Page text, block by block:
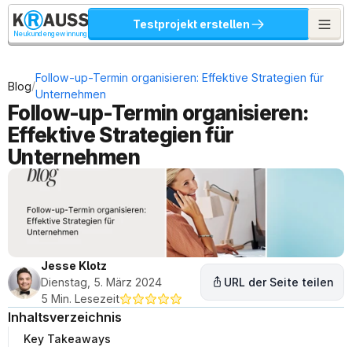
Neukundengewinnung
Testprojekt erstellen
Blog/
Follow-up-Termin organisieren: Effektive Strategien für
Unternehmen
Follow-up-Termin organisieren:
Effektive Strategien für
Unternehmen
Jesse Klotz
Dienstag, 5. März 2024
5 Min. Lesezeit
URL der Seite teilen
Inhaltsverzeichnis
Key Takeaways